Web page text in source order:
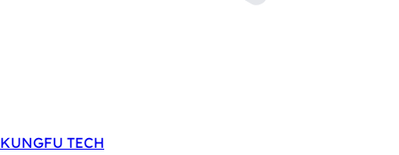
KUNGFU TECH